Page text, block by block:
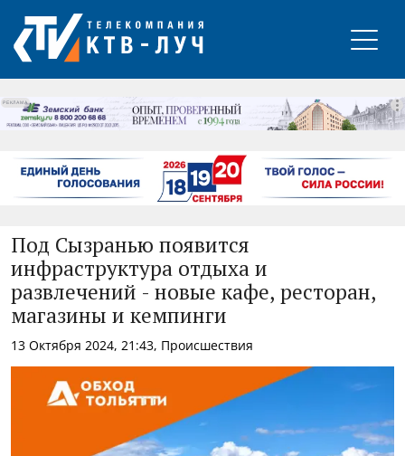
РЕКЛАМА
Под Сызранью появится
инфраструктура отдыха и
развлечений - новые кафе, ресторан,
магазины и кемпинги
13 Октября 2024, 21:43, Происшествия